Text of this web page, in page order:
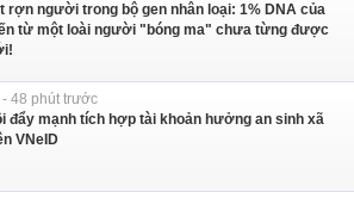
rợn người trong bộ gen nhân loại: 1% DNA của
từ một loài người "bóng ma" chưa từng được
48 phút trước
đẩy mạnh tích hợp tài khoản hưởng an sinh xã
VNeID